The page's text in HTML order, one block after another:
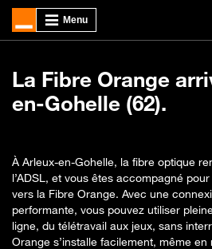
La Fibre Orange
en-Gohelle (62).
À Arleux-en-Gohelle, la fibre optique
l’ADSL, et vous êtes accompagné
vers la Fibre Orange. Avec une
performante, vous pouvez utiliser
ligne, du télétravail aux jeux, sans
Orange s’installe facilement, même